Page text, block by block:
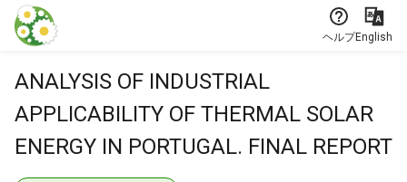
本文に飛ぶ
ヘルプEnglish
ANALYSIS OF INDUSTRIAL
APPLICABILITY OF THERMAL SOLAR
ENERGY IN PORTUGAL. FINAL REPORT